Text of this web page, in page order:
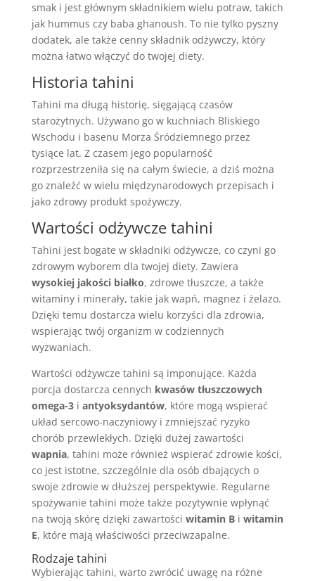
smak i jest głównym składnikiem wielu potraw, takich
jak hummus czy baba ghanoush. To nie tylko pyszny
dodatek, ale także cenny składnik odżywczy, który
można łatwo włączyć do twojej diety.
Historia tahini
Tahini ma długą historię, sięgającą czasów
starożytnych. Używano go w kuchniach Bliskiego
Wschodu i basenu Morza Śródziemnego przez
tysiące lat. Z czasem jego popularność
rozprzestrzeniła się na całym świecie, a dziś można
go znaleźć w wielu międzynarodowych przepisach i
jako zdrowy produkt spożywczy.
Wartości odżywcze tahini
Tahini jest bogate w składniki odżywcze, co czyni go
zdrowym wyborem dla twojej diety. Zawiera
wysokiej jakości białko, zdrowe tłuszcze, a także
witaminy i minerały, takie jak wapń, magnez i żelazo.
Dzięki temu dostarcza wielu korzyści dla zdrowia,
wspierając twój organizm w codziennych
wyzwaniach.
Wartości odżywcze tahini są imponujące. Każda
porcja dostarcza cennych kwasów tłuszczowych
omega-3i antyoksydantów, które mogą wspierać
układ sercowo-naczyniowy i zmniejszać ryzyko
chorób przewlekłych. Dzięki dużej zawartości
wapnia, tahini może również wspierać zdrowie kości,
co jest istotne, szczególnie dla osób dbających o
swoje zdrowie w dłuższej perspektywie. Regularne
spożywanie tahini może także pozytywnie wpłynąć
na twoją skórę dzięki zawartości witamin Bi witamin
E, które mają właściwości przeciwzapalne.
Rodzaje tahini
Wybierając tahini, warto zwrócić uwagę na różne